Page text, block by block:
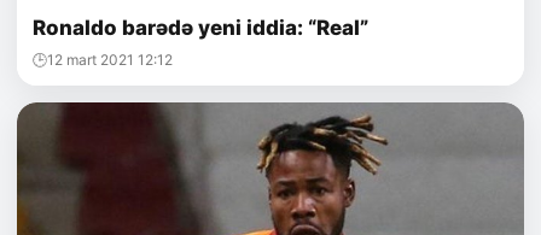
Ronaldo barədə yeni iddia: “Real”
12 mart 2021 12:12